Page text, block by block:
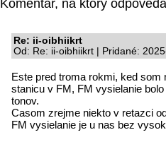
Komentár, na ktorý
Re: ii-oibhiikrt
Od: Re: ii-oibhiikrt | Pridané:
Este pred troma rokmi, ked som
stanicu v FM, FM vysielanie
tonov.
Casom zrejme niekto v retazci
FM vysielanie je u nas bez